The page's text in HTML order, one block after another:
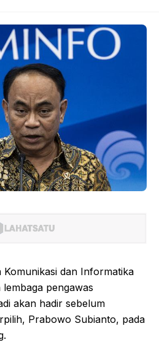
Komunikasi dan Informatika
pengawas
akan hadir sebelum
Prabowo Subianto, pada